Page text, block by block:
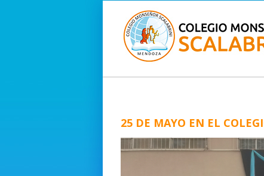
25 DE MAYO EN EL